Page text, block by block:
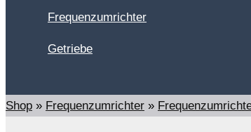
Frequenzumrichter
Getriebe
Shop » Frequenzumrichter »